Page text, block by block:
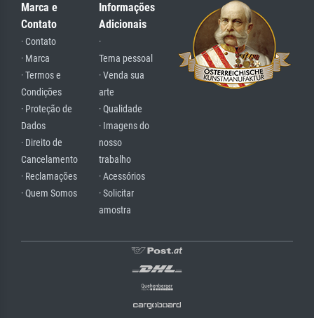
Marca e
Contato
· Contato
· Marca
· Termos e
Condições
· Proteção de
Dados
· Direito de
Cancelamento
· Reclamações
· Quem Somos
Informações
Adicionais
·
Tema pessoal
· Venda sua
arte
· Qualidade
· Imagens do
nosso
trabalho
· Acessórios
· Solicitar
amostra